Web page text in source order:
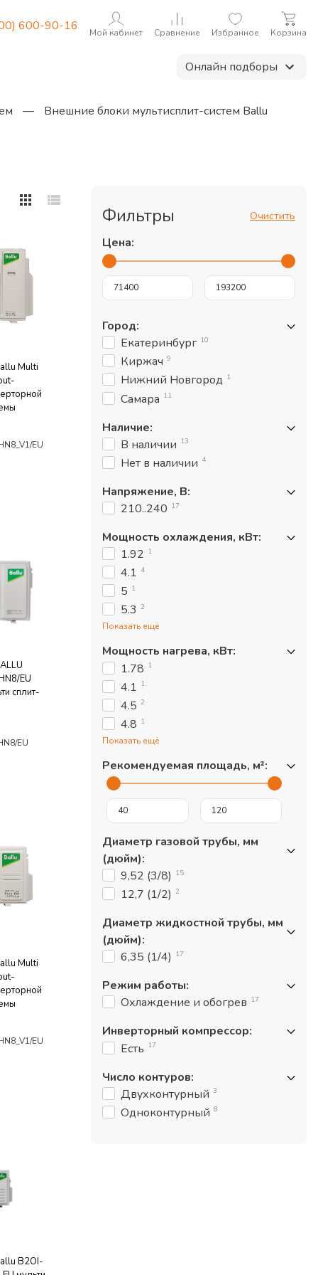
600-90-16 Мой кабинет Сравнение Избранное Корзина
Онлайн подборы
— Внешние блоки мультисплит-систем Ballu
Multi
EU
EU
сплит-
EU
Multi
EU
B2OI-
Фильтры Очистить
Цена:
Город:
Екатеринбург 10
Киржач 9
Нижний Новгород 1
Самара 11
Наличие:
В наличии 13
Нет в наличии 4
Напряжение, В:
210..240 17
Мощность охлаждения, кВт:
1.92 1
4.1 4
5 1
5.3 2
Показать ещё
Мощность нагрева, кВт:
1.78 1
4.1 1
4.5 2
4.8 1
Показать ещё
Рекомендуемая площадь, м²:
Диаметр газовой трубы, мм
(дюйм):
9,52 (3/8) 15
12,7 (1/2) 2
Диаметр жидкостной трубы, мм
(дюйм):
6,35 (1/4) 17
Режим работы:
Охлаждение и обогрев 17
Инверторный компрессор:
Есть 17
Число контуров:
Двухконтурный 3
Одноконтурный 8